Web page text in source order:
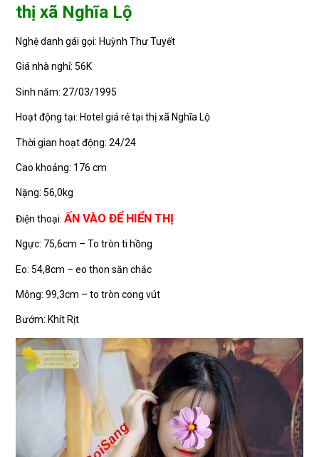
thị xã Nghĩa Lộ
Nghệ danh gái gọi: Huỳnh Thư Tuyết
Giá nhà nghỉ: 56K
Sinh năm: 27/03/1995
Hoạt động tại: Hotel giá rẻ tại thị xã Nghĩa Lộ
Thời gian hoạt động: 24/24
Cao khoảng: 176 cm
Nặng: 56,0kg
Điện thoại:ẤN VÀO ĐỂ HIỂN THỊ
Ngực: 75,6cm – To tròn ti hồng
Eo: 54,8cm – eo thon săn chắc
Mông: 99,3cm – to tròn cong vút
Bướm: Khít Rịt